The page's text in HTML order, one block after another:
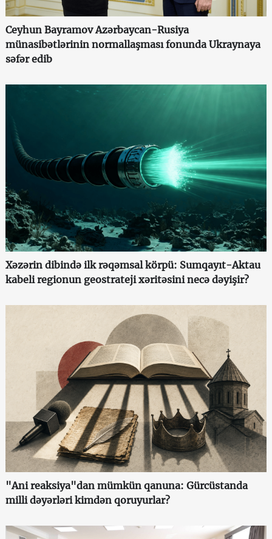
Ceyhun Bayramov Azərbaycan-Rusiya
münasibətlərinin normallaşması fonunda Ukraynaya
səfər edib
Xəzərin dibində ilk rəqəmsal körpü: Sumqayıt-Aktau
kabeli regionun geostrateji xəritəsini necə dəyişir?
"Ani reaksiya"dan mümkün qanuna: Gürcüstanda
milli dəyərləri kimdən qoruyurlar?